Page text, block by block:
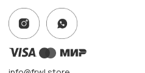
Информация
Политика конфиденциальности
Публичная оферта
ПН-ВС с 10:00 до 22:00